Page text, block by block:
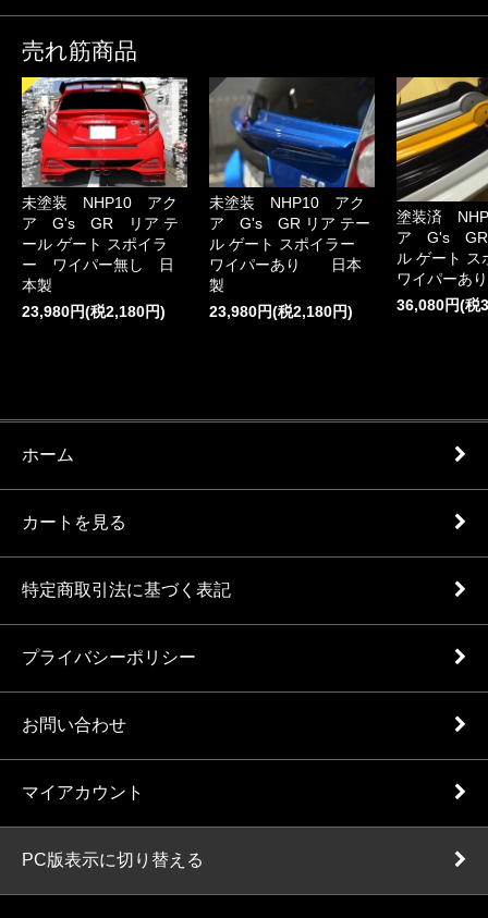
売れ筋商品
未塗装 NHP10 アク
ア G's GR リア テ
ール ゲート スポイラ
ー ワイパー無し 日
本製
23,980円(税2,180円)
未塗装 NHP10 アク
ア G's GR リア テー
ル ゲート スポイラー
ワイパーあり 日本
製
23,980円(税2,180円)
塗装済
ア G's GR
ル ゲート
ワイパーあ
36,080円(税
ホーム
カートを見る
特定商取引法に基づく表記
プライバシーポリシー
お問い合わせ
マイアカウント
PC版表示に切り替える